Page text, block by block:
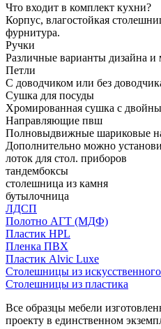
Что входит в комплект кухни?
Корпус, влагостойкая
фурнитура.
Ручки
Различные варианты дизайна и
Петли
С доводчиком или без
Сушка для посуды
Хромированная сушка с
Направляющие пвш
Полновыдвижные шариковые
Дополнительно можно
лоток для стол. приборов
тандембоксы
столешница из камня
бутылочница
ЛДСП
Полотно АГТ (МДФ)
Пластик HPL
Пленка ПВХ
Пластик Alvic Luxe
Столешницы из
Столешницы из пластика
Все образцы мебели
проекту в единственном